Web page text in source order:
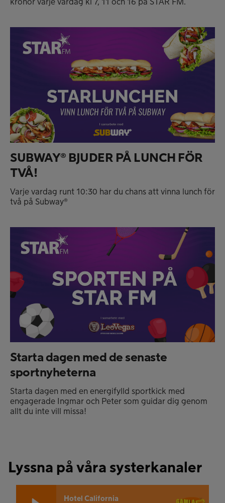
kronor varje vardag kl 7, 11 och 16 på STAR FM.
SUBWAY® BJUDER PÅ LUNCH FÖR
TVÅ!
Varje vardag runt 10:30 har du chans att vinna lunch för
två på Subway®
Starta dagen med de senaste
sportnyheterna
Starta dagen med en energifylld sportkick med
engagerade Ingmar och Peter som guidar dig genom
allt du inte vill missa!
Lyssna på våra systerkanaler
Hotel California